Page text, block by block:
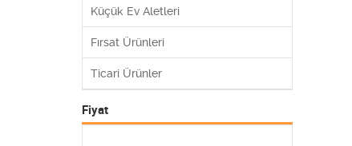
Küçük Ev Aletleri
Fırsat Ürünleri
Ticari Ürünler
Fiyat